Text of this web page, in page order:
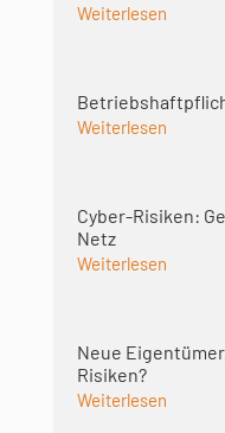
Weiterlesen
Weiterlesen
Cyber-Risiken:
Netz
Weiterlesen
Neue
Risiken?
Weiterlesen